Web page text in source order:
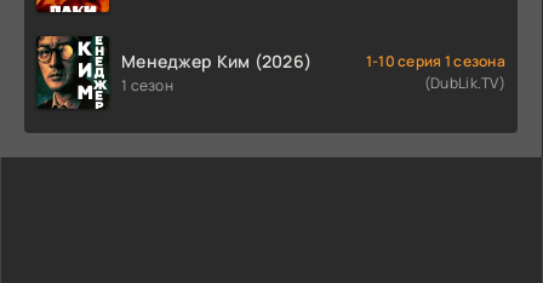
Менеджер Ким (2026)
1 сезон
1-10 серия 1 сезона
(DubLik.TV)